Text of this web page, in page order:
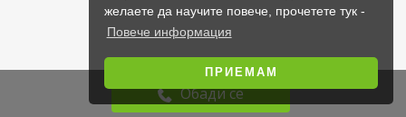
желаете да научите повече, прочетете тук -
Повече информация
ПРИЕМАМ
Обади се